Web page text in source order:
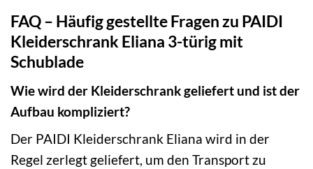
FAQ – Häufig gestellte Fragen zu PAIDI
Kleiderschrank Eliana 3-türig mit
Schublade
Wie wird der Kleiderschrank geliefert und ist der
Aufbau kompliziert?
Der PAIDI Kleiderschrank Eliana wird in der
Regel zerlegt geliefert, um den Transport zu